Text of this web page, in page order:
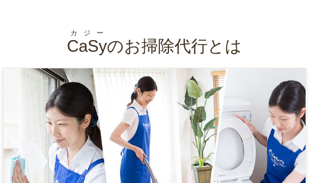
CaSy
カジー
のお掃除代行とは